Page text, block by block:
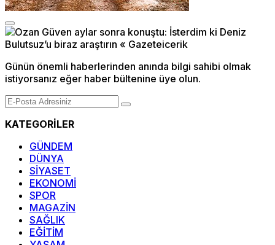
Günün önemli haberlerinden anında bilgi sahibi olmak
istiyorsanız eğer haber bültenine üye olun.
KATEGORİLER
GÜNDEM
DÜNYA
SİYASET
EKONOMİ
SPOR
MAGAZİN
SAĞLIK
EĞİTİM